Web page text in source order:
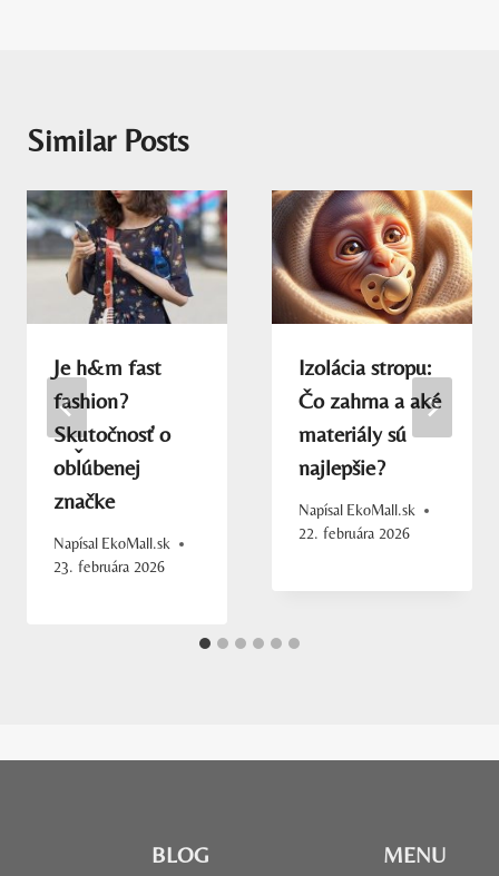
Similar Posts
Je h&m fast
fashion?
Skutočnosť o
obľúbenej
značke
Napísal EkoMall.sk
23. februára 2026
Izolácia stropu:
Čo zahrna a aké
materiály sú
najlepšie?
Napísal EkoMall.sk
22. februára 2026
BLOG MENU